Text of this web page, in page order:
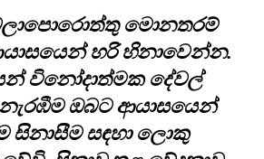
මොනතරම්
හරි හිනාවෙන්න.
විනෝදාත්මක දේවල්
ඔබට ආයාසයෙන්
සිනාසීම සඳහා ලොකු